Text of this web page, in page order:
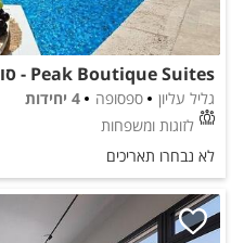
Peak Boutique Suites - סוויטות פיק
גליל עליון ספסופה
4 יחידות
לזוגות ומשפחות
לא נבחרו תאריכים